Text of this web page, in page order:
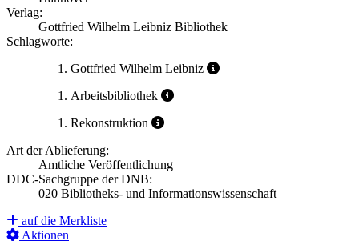
Verlag:
Gottfried Wilhelm Leibniz Bibliothek
Schlagworte:
Gottfried Wilhelm Leibniz
Arbeitsbibliothek
Rekonstruktion
Art der Ablieferung:
Amtliche Veröffentlichung
DDC-Sachgruppe der DNB:
020 Bibliotheks- und Informationswissenschaft
auf die Merkliste
Aktionen